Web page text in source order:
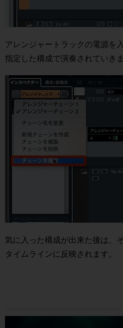
アレンジャートラックの電源を
指定した構成で演奏されていきま
気に入った構成が出来た後は、
タイムラインに反映されます。